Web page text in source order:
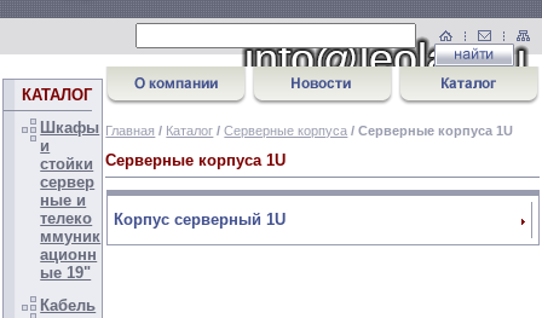
КАТАЛОГ
Шкафы
и
стойки
сервер
ные и
телеко
ммуник
ационн
ые 19"
Кабель
Главная / Каталог /Серверные корпуса / Серверные корпуса 1U
Серверные корпуса 1U
Корпус серверный 1U